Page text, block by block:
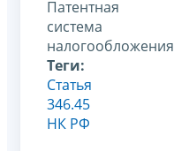
Патентная
система
налогообложения
Теги:
Статья
346.45
НК РФ